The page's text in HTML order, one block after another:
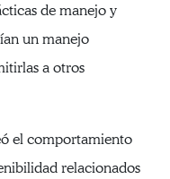
de manejo y
un manejo
a otros
el comportamiento
relacionados